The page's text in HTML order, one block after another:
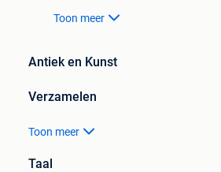
Toon meer
Antiek en Kunst
Verzamelen
Toon meer
Taal